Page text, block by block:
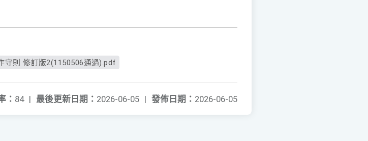
守則 修訂版2(1150506通過).pdf
發佈日期： 2026-06-05
最後更新日期： 2026-06-05 |
： 84 |